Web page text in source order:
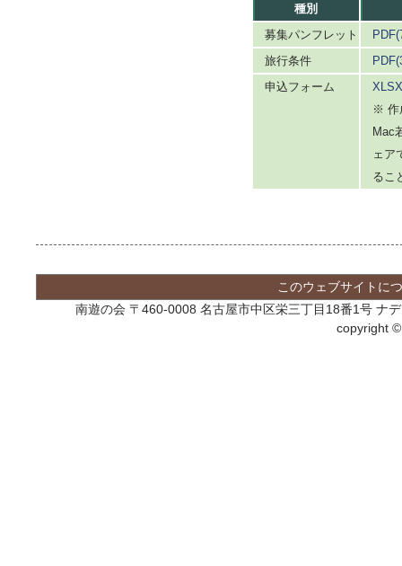
種別
募集パンフレット
旅行条件
申込フォーム
※ 作
Mac
ェア
るこ
このウェブサイトに
南遊の会 〒460-0008 名古屋市中区栄三丁目18番1号 ナ
copyright